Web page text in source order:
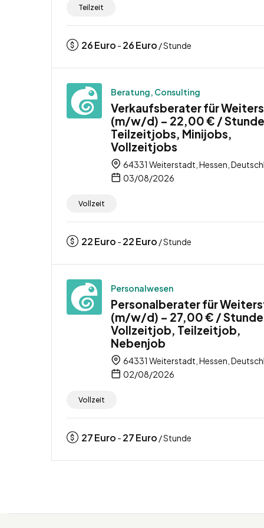
Teilzeit
26Euro - 26Euro / Stunde
Beratung, Consulting
Verkaufsberater für
(m/w/d) – 22,00 € /
Teilzeitjobs, Minijobs,
Vollzeitjobs
64331 Weiterstadt, Hessen,
03/08/2026
Vollzeit
22Euro - 22Euro / Stunde
Personalwesen
Personalberater für
(m/w/d) – 27,00 € / Stunde
Vollzeitjob, Teilzeitjob,
Nebenjob
64331 Weiterstadt, Hessen,
02/08/2026
Vollzeit
27Euro - 27Euro / Stunde